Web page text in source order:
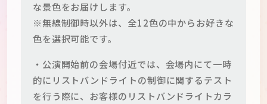
な景色をお届けします。
※無線制御時以外は、全12色の中からお好きな
色を選択可能です。
・公演開始前の会場付近では、会場内にて一時
的にリストバンドライトの制御に関するテスト
を行う際に、お客様のリストバンドライトカラ